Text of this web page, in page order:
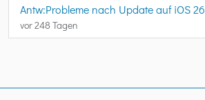
Antw:Probleme nach Update auf iOS 26
vor 248 Tagen